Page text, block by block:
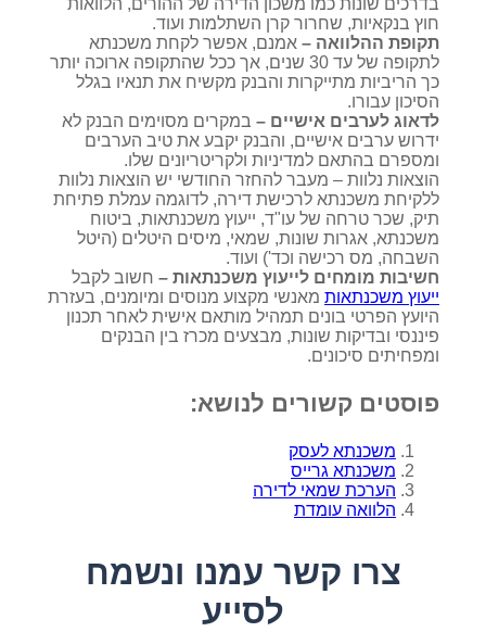
חוץ בנקאיות, שחרור קרן השתלמות ועוד.
תקופת ההלוואה – אמנם, אפשר לקחת משכנתא
לתקופה של עד 30 שנים, אך ככל שהתקופה ארוכה יותר
כך הריביות מתייקרות והבנק מקשיח את תנאיו בגלל
הסיכון עבורו.
לדאוג לערבים אישיים – במקרים מסוימים הבנק לא
ידרוש ערבים אישיים, והבנק יקבע את טיב הערבים
ומספרם בהתאם למדיניות ולקריטריונים שלו.
הוצאות נלוות – מעבר להחזר החודשי יש הוצאות נלוות
ללקיחת משכנתא לרכישת דירה, לדוגמה עמלת פתיחת
תיק, שכר טרחה של עו"ד, ייעוץ משכנתאות, ביטוח
משכנתא, אגרות שונות, שמאי, מיסים היטלים (היטל
השבחה, מס רכישה וכד') ועוד.
חשיבות מומחים לייעוץ משכנתאות – חשוב לקבל
ייעוץ משכנתאות מאנשי מקצוע מנוסים ומיומנים, בעזרת
היועץ הפרטי בונים תמהיל מותאם אישית לאחר תכנון
פיננסי ובדיקות שונות, מבצעים מכרז בין הבנקים
ומפחיתים סיכונים.
פוסטים קשורים לנושא:
משכנתא לעסק
משכנתא גרייס
הערכת שמאי לדירה
הלוואה עומדת
צרו קשר עמנו ונשמח
לסייע